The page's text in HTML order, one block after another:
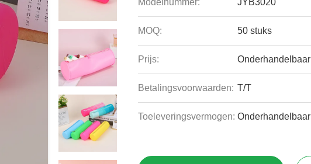
Modelnummer: JYB3020
MOQ: 50 stuks
Prijs: Onderhandelbaar
Betalingsvoorwaarden: T/T
Toeleveringsvermogen: Onderhandelbaar